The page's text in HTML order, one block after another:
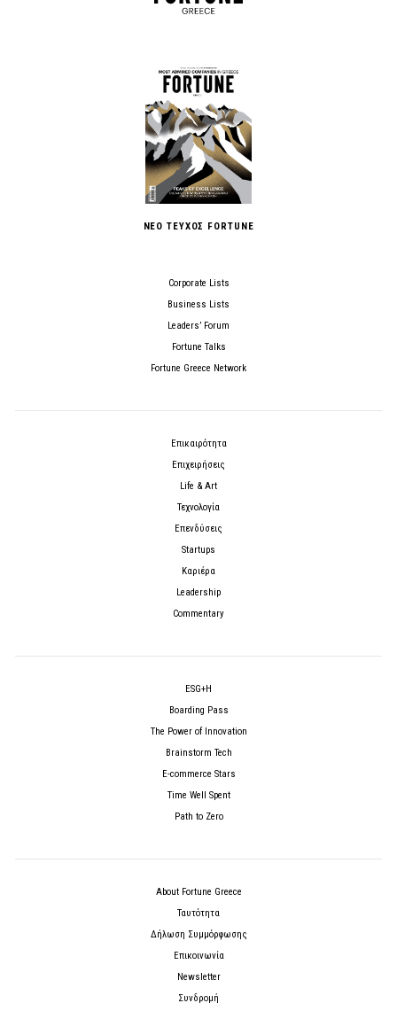
ΝΕΟ ΤΕΥΧΟΣ FORTUNE
Corporate Lists
Business Lists
Leaders’ Forum
Fortune Talks
Fortune Greece Network
Επικαιρότητα
Επιχειρήσεις
Life & Art
Τεχνολογία
Επενδύσεις
Startups
Καριέρα
Leadership
Commentary
ESG+H
Boarding Pass
The Power of Innovation
Brainstorm Tech
E-commerce Stars
Time Well Spent
Path to Zero
About Fortune Greece
Ταυτότητα
Δήλωση Συμμόρφωσης
Επικοινωνία
Newsletter
Συνδρομή